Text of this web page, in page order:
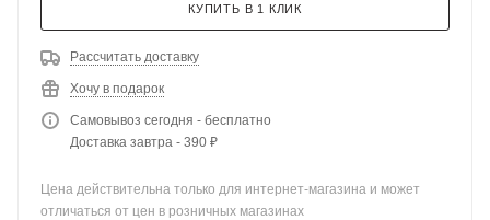
КУПИТЬ В 1 КЛИК
Рассчитать доставку
Хочу в подарок
Самовывоз сегодня - бесплатно
Доставка завтра - 390 ₽
Цена действительна только для интернет-магазина и может
отличаться от цен в розничных магазинах